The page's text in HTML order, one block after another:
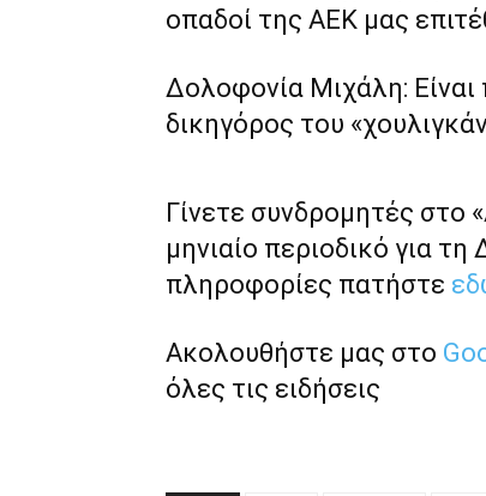
οπαδοί της ΑΕΚ μας
Δολοφονία Μιχάλη:
δικηγόρος του
Γίνετε συνδρομητές στο
μηνιαίο περιοδικό για
πληροφορίες πατήστε
Ακολουθήστε μας στο
όλες τις ειδήσεις